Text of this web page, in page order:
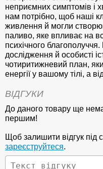
неприємних симптомів і
нам потрібно, щоб наші
живлення й могли
паливо, яке впливає на
психічного
дослідження й особисті
чотиритижневий план,
енергії у вашому тілі, а
ВІДГУКИ
До даного товару ще
першим!
Щоб залишити відгук під
зареєструйтеся.